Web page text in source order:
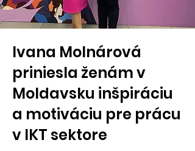
Ivana Molnárová
priniesla ženám v
Moldavsku inšpiráciu
a motiváciu pre prácu
v IKT sektore